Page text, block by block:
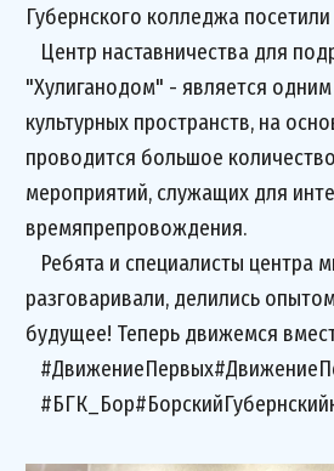
Губернского колледжа
Центр наставничества для
"Хулиганодом" - является
культурных пространств, на
проводится большое
мероприятий, служащих для
времяпрепровождения.
Ребята и специалисты центра
разговаривали, делились
будущее! Теперь движемся